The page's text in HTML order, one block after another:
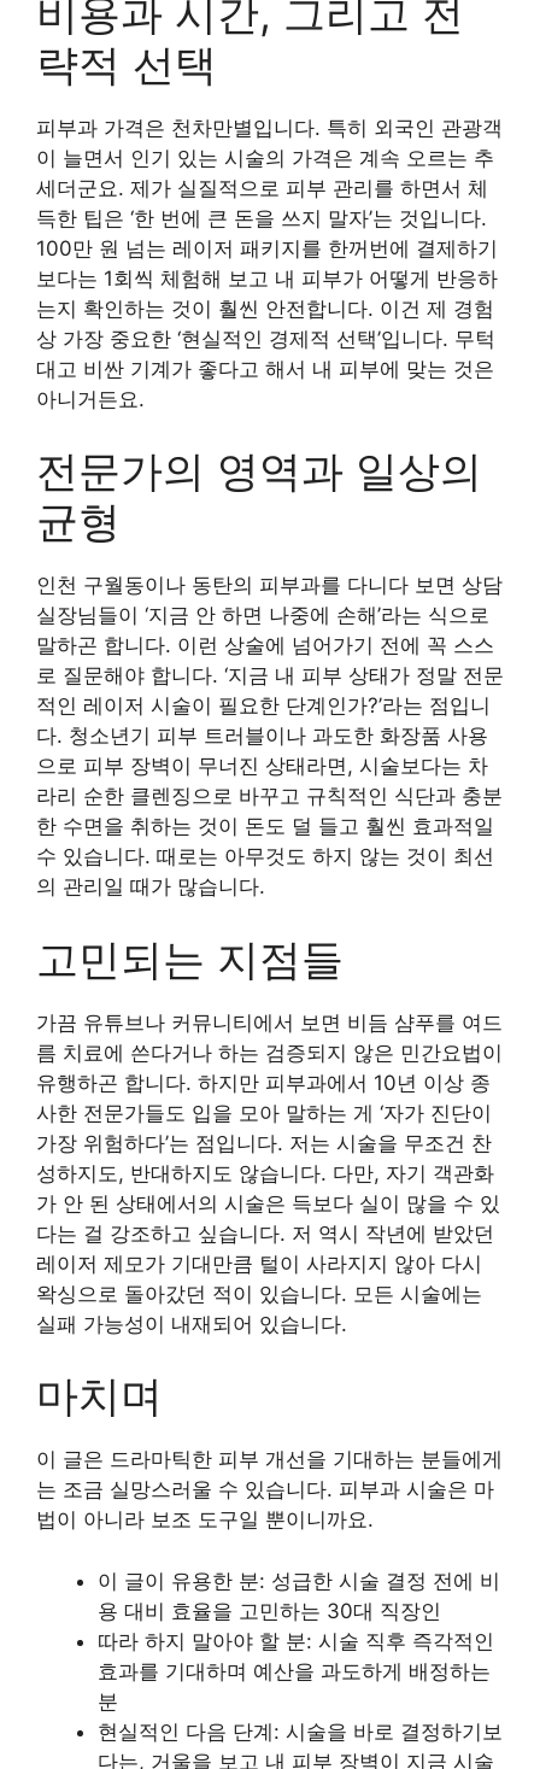
비용과 시간, 그리고 전
략적 선택
피부과 가격은 천차만별입니다. 특히 외국인 관광객
이 늘면서 인기 있는 시술의 가격은 계속 오르는 추
세더군요. 제가 실질적으로 피부 관리를 하면서 체
득한 팁은 ‘한 번에 큰 돈을 쓰지 말자’는 것입니다.
100만 원 넘는 레이저 패키지를 한꺼번에 결제하기
보다는 1회씩 체험해 보고 내 피부가 어떻게 반응하
는지 확인하는 것이 훨씬 안전합니다. 이건 제 경험
상 가장 중요한 ‘현실적인 경제적 선택’입니다. 무턱
대고 비싼 기계가 좋다고 해서 내 피부에 맞는 것은
아니거든요.
전문가의 영역과 일상의
균형
인천 구월동이나 동탄의 피부과를 다니다 보면 상담
실장님들이 ‘지금 안 하면 나중에 손해’라는 식으로
말하곤 합니다. 이런 상술에 넘어가기 전에 꼭 스스
로 질문해야 합니다. ‘지금 내 피부 상태가 정말 전문
적인 레이저 시술이 필요한 단계인가?’라는 점입니
다. 청소년기 피부 트러블이나 과도한 화장품 사용
으로 피부 장벽이 무너진 상태라면, 시술보다는 차
라리 순한 클렌징으로 바꾸고 규칙적인 식단과 충분
한 수면을 취하는 것이 돈도 덜 들고 훨씬 효과적일
수 있습니다. 때로는 아무것도 하지 않는 것이 최선
의 관리일 때가 많습니다.
고민되는 지점들
가끔 유튜브나 커뮤니티에서 보면 비듬 샴푸를 여드
름 치료에 쓴다거나 하는 검증되지 않은 민간요법이
유행하곤 합니다. 하지만 피부과에서 10년 이상 종
사한 전문가들도 입을 모아 말하는 게 ‘자가 진단이
가장 위험하다’는 점입니다. 저는 시술을 무조건 찬
성하지도, 반대하지도 않습니다. 다만, 자기 객관화
가 안 된 상태에서의 시술은 득보다 실이 많을 수 있
다는 걸 강조하고 싶습니다. 저 역시 작년에 받았던
레이저 제모가 기대만큼 털이 사라지지 않아 다시
왁싱으로 돌아갔던 적이 있습니다. 모든 시술에는
실패 가능성이 내재되어 있습니다.
마치며
이 글은 드라마틱한 피부 개선을 기대하는 분들에게
는 조금 실망스러울 수 있습니다. 피부과 시술은 마
법이 아니라 보조 도구일 뿐이니까요.
이 글이 유용한 분: 성급한 시술 결정 전에 비
용 대비 효율을 고민하는 30대 직장인
따라 하지 말아야 할 분: 시술 직후 즉각적인
효과를 기대하며 예산을 과도하게 배정하는
분
현실적인 다음 단계: 시술을 바로 결정하기보
다는, 거울을 보고 내 피부 장벽이 지금 시술